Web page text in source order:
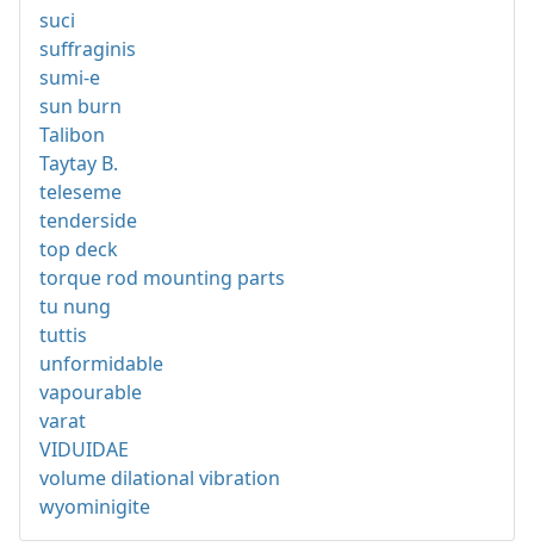
suci
suffraginis
sumi-e
sun burn
Talibon
Taytay B.
teleseme
tenderside
top deck
torque rod mounting parts
tu nung
tuttis
unformidable
vapourable
varat
VIDUIDAE
volume dilational vibration
wyominigite